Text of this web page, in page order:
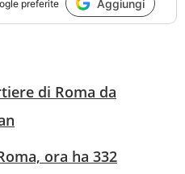
preferite Aggiungi
di Roma da
ora ha 332